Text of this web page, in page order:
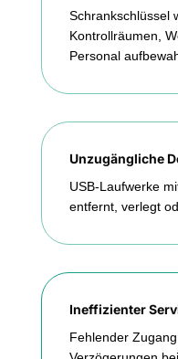
Schrankschlüssel
Kontrollräumen,
Personal
Unzugängliche
USB-Laufwerke
entfernt, verlegt
Ineffizienter
Fehlender